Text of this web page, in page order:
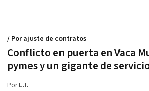
Conflicto en puerta en Vaca
pymes y un gigante de
/ Por ajuste de contratos
PorL.I.